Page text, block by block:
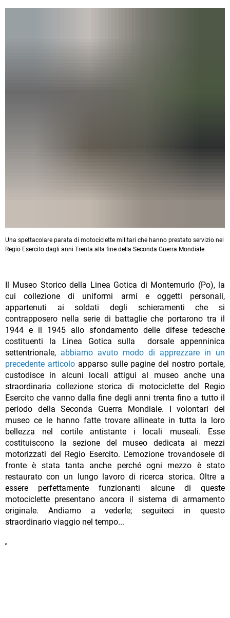
Una spettacolare parata di motociclette militari che hanno prestato servizio nel
Regio Esercito dagli anni Trenta alla fine della Seconda Guerra Mondiale.
Il Museo Storico della Linea Gotica di Montemurlo (Po), la
cui collezione di uniformi armi e oggetti personali,
appartenuti ai soldati degli schieramenti che si
contrapposero nella serie di battaglie che portarono tra il
1944 e il 1945 allo sfondamento delle difese tedesche
costituenti la Linea Gotica sulla dorsale appenninica
settentrionale, abbiamo avuto modo di apprezzare in un
precedente articoloapparso sulle pagine del nostro portale,
custodisce in alcuni locali attigui al museo anche una
straordinaria collezione storica di motociclette del Regio
Esercito che vanno dalla fine degli anni trenta fino a tutto il
periodo della Seconda Guerra Mondiale. I volontari del
museo ce le hanno fatte trovare allineate in tutta la loro
bellezza nel cortile antistante i locali museali. Esse
costituiscono la sezione del museo dedicata ai mezzi
motorizzati del Regio Esercito. L'emozione trovandosele di
fronte è stata tanta anche perché ogni mezzo è stato
restaurato con un lungo lavoro di ricerca storica. Oltre a
essere perfettamente funzionanti alcune di queste
motociclette presentano ancora il sistema di armamento
originale. Andiamo a vederle; seguiteci in questo
straordinario viaggio nel tempo...